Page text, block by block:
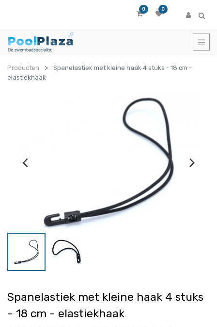
0 0
Producten
Spanelastiek met kleine haak 4 stuks - 18 cm -
elastiekhaak
Spanelastiek met kleine haak 4 stuks
- 18 cm - elastiekhaak